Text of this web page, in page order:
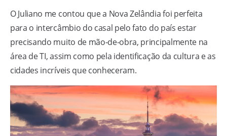
O Juliano me contou que a Nova Zelândia foi perfeita
para o intercâmbio do casal pelo fato do país estar
precisando muito de mão-de-obra, principalmente na
área de TI, assim como pela identificação da cultura e as
cidades incríveis que conheceram.